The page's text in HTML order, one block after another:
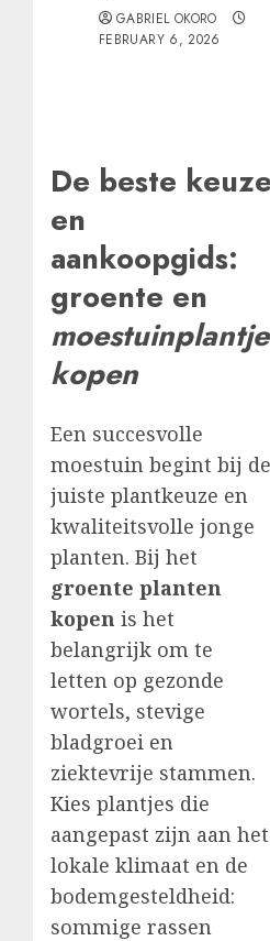
GABRIEL OKORO
FEBRUARY 6, 2026
De beste keuze
en
aankoopgids:
groente en
kopen
Een succesvolle
moestuin begint bij de
juiste plantkeuze en
kwaliteitsvolle jonge
planten. Bij het
groente planten
kopen is het
belangrijk om te
letten op gezonde
wortels, stevige
bladgroei en
ziektevrije stammen.
Kies plantjes die
aangepast zijn aan het
lokale klimaat en de
bodemgesteldheid:
sommige rassen